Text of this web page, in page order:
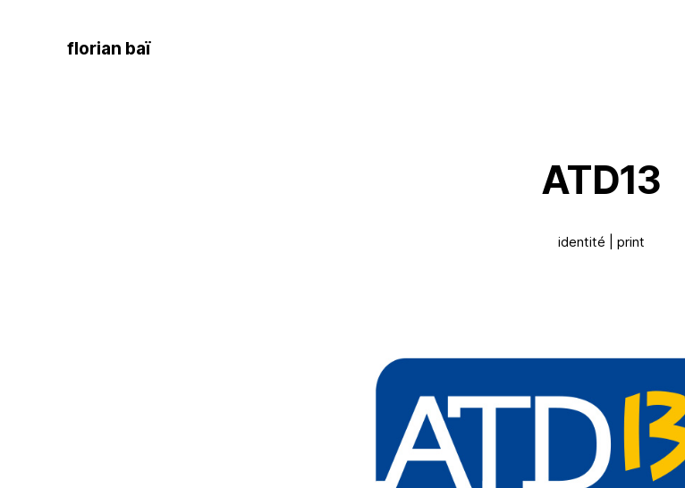
florian baï
ATD13
identité | print